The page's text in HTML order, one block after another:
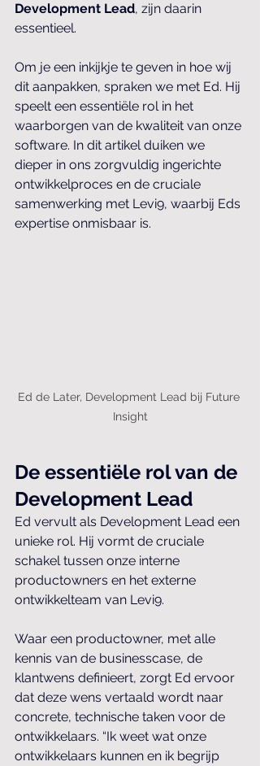
Development Lead, zijn daarin
essentieel.
Om je een inkijkje te geven in hoe wij
dit aanpakken, spraken we met Ed. Hij
speelt een essentiële rol in het
waarborgen van de kwaliteit van onze
software. In dit artikel duiken we
dieper in ons zorgvuldig ingerichte
ontwikkelproces en de cruciale
samenwerking met Levi9, waarbij Eds
expertise onmisbaar is.
Ed de Later, Development Lead bij Future
Insight
De essentiële rol van de
Development Lead
Ed vervult als Development Lead een
unieke rol. Hij vormt de cruciale
schakel tussen onze interne
productowners en het externe
ontwikkelteam van Levi9.
Waar een productowner, met alle
kennis van de businesscase, de
klantwens definieert, zorgt Ed ervoor
dat deze wens vertaald wordt naar
concrete, technische taken voor de
ontwikkelaars. “Ik weet wat onze
ontwikkelaars kunnen en ik begrijp